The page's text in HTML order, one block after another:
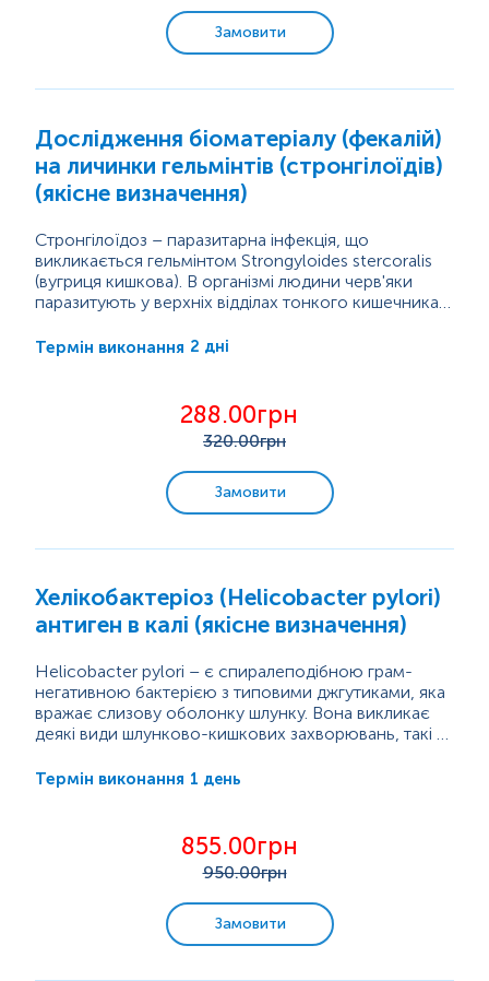
Замовити
Дослідження біоматеріалу (фекалій)
на личинки гельмінтів (стронгілоїдів)
(якісне визначення)
Стронгілоїдоз – паразитарна інфекція, що
викликається гельмінтом Strongyloides stercoralis
(вугриця кишкова). В організмі людини черв'яки
паразитують у верхніх відділах тонкого кишечника,
паразита заносяться через рот із забрудненими
шкіри личинки зі струмом крові мігрують у легені,
звідки бронхами піднімаються вгору і ковтаються.
Термін виконання 2 дні
288.00грн
320.00грн
Замовити
Хелікобактеріоз (Helicobacter pylori)
антиген в калі (якісне визначення)
Helicobacter pylori – є спиралеподібною грам-
негативною бактерією з типовими джгутиками, яка
вражає слизову оболонку шлунку. Вона викликає
деякі види шлунково-кишкових захворювань, такі як
дванадцятипалої кишки, загострений гастрит, і
класифікуватися як канцерогенний агент I
типу. Тест передбачає використання антитіл
H. pylori, присутніх у калі. Виявлення...
Термін виконання 1 день
855.00грн
950.00грн
Замовити